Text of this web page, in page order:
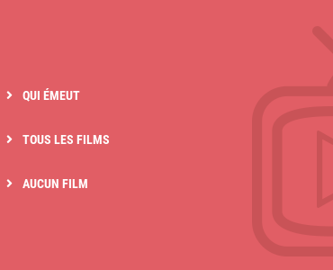
QUI ÉMEUT
TOUS LES FILMS
AUCUN FILM